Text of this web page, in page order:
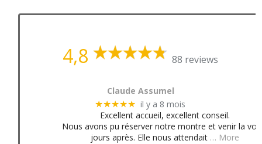
4,8 88 reviews
Claude Assumel
★★★★★ il y a 8 mois
Excellent accueil, excellent conseil.
Nous avons pu réserver notre montre et venir la
jours après. Elle nous attendait … More